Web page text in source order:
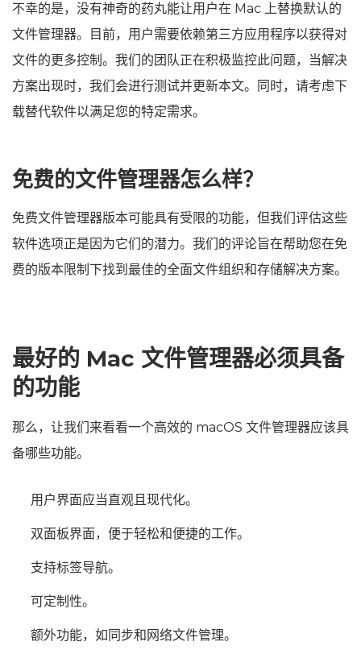
不幸的是，没有神奇的药丸能让用户在 Mac 上替换默认的
文件管理器。目前，用户需要依赖第三方应用程序以获得对
文件的更多控制。我们的团队正在积极监控此问题，当解决
方案出现时，我们会进行测试并更新本文。同时，请考虑下
载替代软件以满足您的特定需求。
免费的文件管理器怎么样？
免费文件管理器版本可能具有受限的功能，但我们评估这些
软件选项正是因为它们的潜力。我们的评论旨在帮助您在免
费的版本限制下找到最佳的全面文件组织和存储解决方案。
最好的 Mac 文件管理器必须具备
的功能
那么，让我们来看看一个高效的 macOS 文件管理器应该具
备哪些功能。
用户界面应当直观且现代化。
双面板界面，便于轻松和便捷的工作。
支持标签导航。
可定制性。
额外功能，如同步和网络文件管理。